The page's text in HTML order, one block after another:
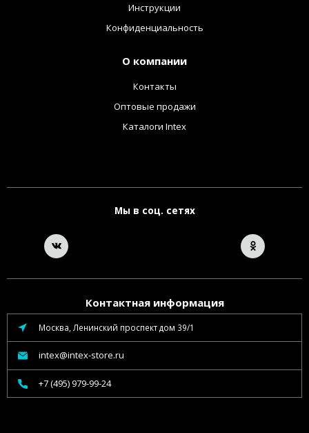
Инструкции
Конфиденциальность
О компании
Контакты
Оптовые продажи
Каталоги Intex
Мы в соц. сетях
Контактная информация
Москва, Ленинский проспект дом 39/1
intex@intex-store.ru
+7 (495) 979-99-24